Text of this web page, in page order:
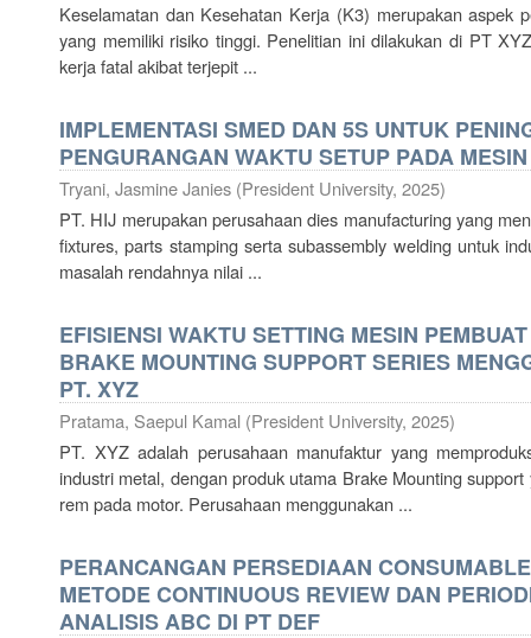
Keselamatan dan Kesehatan Kerja (K3) merupakan aspek
yang memiliki risiko tinggi. Penelitian ini dilakukan di PT
kerja fatal akibat terjepit ...
IMPLEMENTASI SMED DAN 5S UNTUK
PENGURANGAN WAKTU SETUP PADA
Tryani, Jasmine Janies (President University, 2025)
PT. HIJ merupakan perusahaan dies manufacturing yang
fixtures, parts stamping serta subassembly welding untuk
masalah rendahnya nilai ...
EFISIENSI WAKTU SETTING MESIN
BRAKE MOUNTING SUPPORT SERIES
PT. XYZ
Pratama, Saepul Kamal (President University, 2025)
PT. XYZ adalah perusahaan manufaktur yang
industri metal, dengan produk utama Brake Mounting
rem pada motor. Perusahaan menggunakan ...
PERANCANGAN PERSEDIAAN
METODE CONTINUOUS REVIEW DAN
ANALISIS ABC DI PT DEF